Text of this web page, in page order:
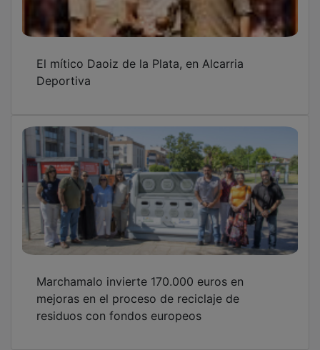
residuos con fondos europeos
Castilla-La Mancha alcanza los 70 centros de
Atención Temprana con la apertura del nuevo
recurso en Marchamalo